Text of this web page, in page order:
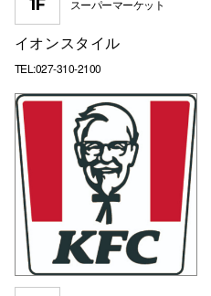
1F スーパーマーケット
イオンスタイル
TEL:027-310-2100